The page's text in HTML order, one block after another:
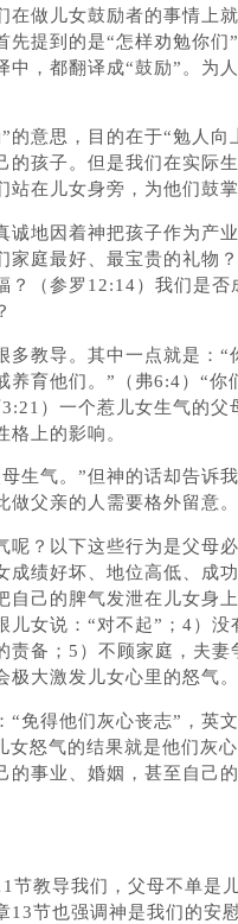
在做儿女鼓励者的事情上
先提到的是“怎样劝勉你们
中，都翻译成“鼓励”。为
的意思，目的在于“勉人
的孩子。但是我们在实际
站在儿女身旁，为他们鼓
诚地因着神把孩子作为产
家庭最好、最宝贵的礼物
？（参罗12:14）我们是
多教导。其中一点就是：“
养育他们。”（弗6:4）“
）一个惹儿女生气的
格上的影响。
生气。”但神的话却告诉
做父亲的人需要格外留意
呢？以下这些行为是父母
成绩好坏、地位高低、成
自己的脾气发泄在儿女身
儿女说：“对不起”；4）
责备；5）不顾家庭，夫
大激发儿女心里的怒气。
“免得他们灰心丧志”，英
女怒气的结果就是他们灰
的事业、婚姻，甚至自己
节教导我们，父母不单是
13节也强调神是我们的安